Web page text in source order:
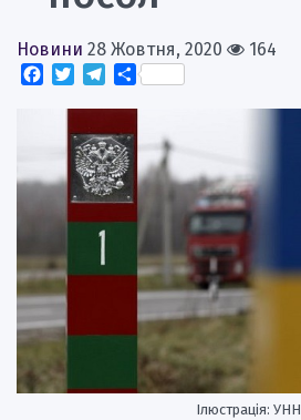
Новини 28 Жовтня, 2020
164
Facebook
TwitterTelegram
Поділитися
Ілюстрація: УНН